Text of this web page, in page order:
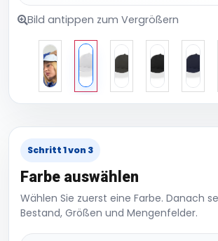
Bild antippen zum Vergrößern
Schritt 1 von 3
Farbe auswählen
Wählen Sie zuerst eine Farbe. Danach
Bestand, Größen und Mengenfelder.